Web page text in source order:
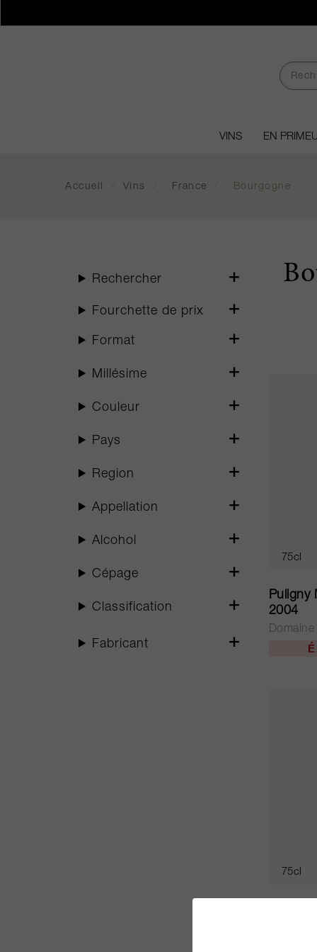
VINS EN
Accueil Vins France Bourgogne
75cl
Puligny
2004
75cl
Rechercher
Fourchette de prix
Format
Millésime
Couleur
Pays
Region
Appellation
Alcohol
Cépage
Classification
Fabricant